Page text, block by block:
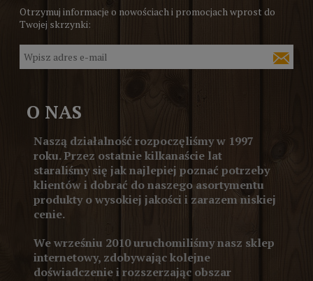
Otrzymuj informacje o nowościach i promocjach wprost do
Twojej skrzynki:
O NAS
Naszą działalność rozpoczęliśmy w 1997
roku. Przez ostatnie kilkanaście lat
staraliśmy się jak najlepiej poznać potrzeby
klientów i dobrać do naszego asortymentu
produkty o wysokiej jakości i zarazem niskiej
cenie.
We wrześniu 2010 uruchomiliśmy nasz sklep
internetowy, zdobywając kolejne
doświadczenie i rozszerzając obszar